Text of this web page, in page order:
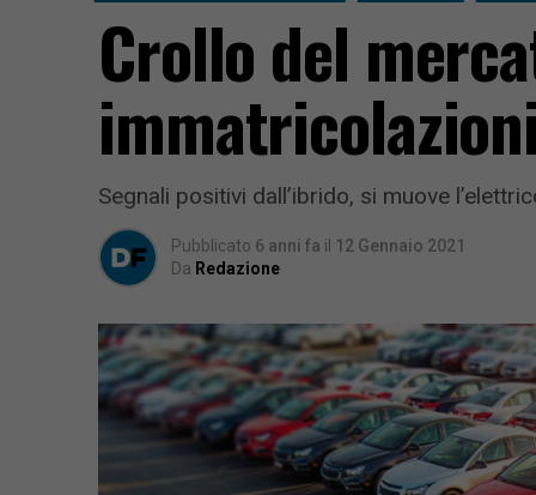
Crollo del
Segnali positivi dall’ibrido, si muove
Pubblicato 6 anni fa il 12 Gennaio 2021
Da Redazione